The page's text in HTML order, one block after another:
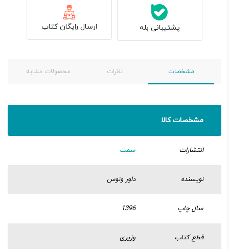
پشتیبانی بله ارسال رایگان کتاب
مشخصات نظرات محصولات مشابه
مشخصات کالا
انتشارات سمت
نویسنده داور ونوس
سال چاپ 1396
قطع کتاب وزیری